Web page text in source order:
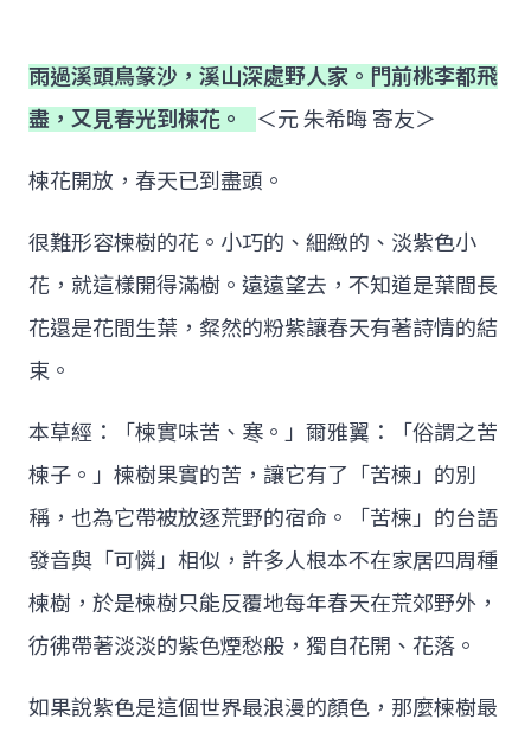
雨過溪頭鳥篆沙，溪山深處野人家。門前桃李都飛
盡，又見春光到楝花。 ＜元 朱希晦 寄友＞
楝花開放，春天已到盡頭。
很難形容楝樹的花。小巧的、細緻的、淡紫色小
花，就這樣開得滿樹。遠遠望去，不知道是葉間長
花還是花間生葉，粲然的粉紫讓春天有著詩情的結
束。
本草經：「楝實味苦、寒。」爾雅翼：「俗謂之苦
楝子。」楝樹果實的苦，讓它有了「苦楝」的別
稱，也為它帶被放逐荒野的宿命。「苦楝」的台語
發音與「可憐」相似，許多人根本不在家居四周種
楝樹，於是楝樹只能反覆地每年春天在荒郊野外，
彷彿帶著淡淡的紫色煙愁般，獨自花開、花落。
如果說紫色是這個世界最浪漫的顏色，那麼楝樹最